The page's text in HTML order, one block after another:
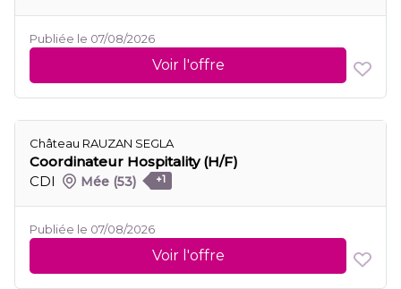
Publiée le 07/08/2026
Voir l'offre
Château RAUZAN SEGLA
Coordinateur Hospitality (H/F)
CDI
Mée (53) +1
Publiée le 07/08/2026
Voir l'offre